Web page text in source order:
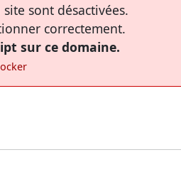
sont désactivées.
correctement.
sur ce domaine.